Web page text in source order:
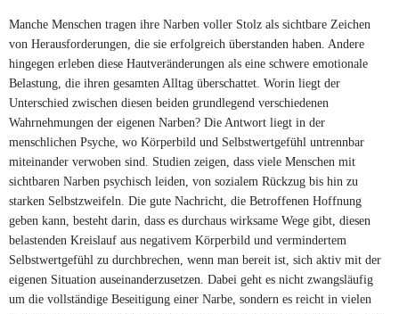
Manche Menschen tragen ihre Narben voller Stolz als sichtbare Zeichen
von Herausforderungen, die sie erfolgreich überstanden haben. Andere
hingegen erleben diese Hautveränderungen als eine schwere emotionale
Belastung, die ihren gesamten Alltag überschattet. Worin liegt der
Unterschied zwischen diesen beiden grundlegend verschiedenen
Wahrnehmungen der eigenen Narben? Die Antwort liegt in der
menschlichen Psyche, wo Körperbild und Selbstwertgefühl untrennbar
miteinander verwoben sind. Studien zeigen, dass viele Menschen mit
sichtbaren Narben psychisch leiden, von sozialem Rückzug bis hin zu
starken Selbstzweifeln. Die gute Nachricht, die Betroffenen Hoffnung
geben kann, besteht darin, dass es durchaus wirksame Wege gibt, diesen
belastenden Kreislauf aus negativem Körperbild und vermindertem
Selbstwertgefühl zu durchbrechen, wenn man bereit ist, sich aktiv mit der
eigenen Situation auseinanderzusetzen. Dabei geht es nicht zwangsläufig
um die vollständige Beseitigung einer Narbe, sondern es reicht in vielen